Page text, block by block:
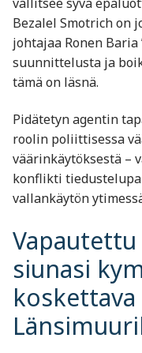
Bezalel Smotrich on
johtajaa Ronen
suunnittelusta ja
tämä on läsnä.
Pidätetyn agentin
roolin poliittisessa
väärinkäytöksestä –
konflikti
vallankäytön
siunasi